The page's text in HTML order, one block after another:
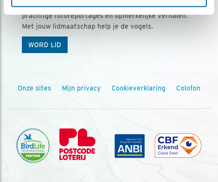
Vogels is het tijdschrift voor onze leden, met
prachtige fotoreportages en opmerkelijke verhalen.
Met jouw lidmaatschap help je de vogels.
WORD LID
Onze sites Mijn privacy Cookieverklaring Colofon